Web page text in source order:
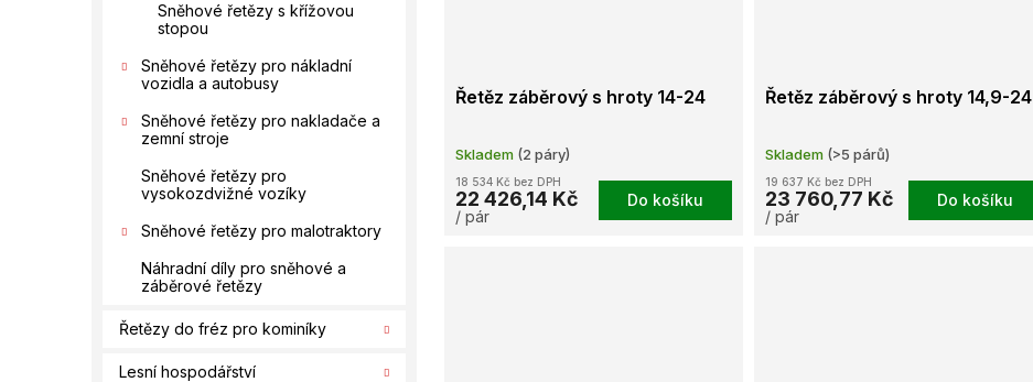
Sněhové řetězy s křížovou
stopou
Sněhové řetězy pro nákladní
vozidla a autobusy
Sněhové řetězy pro nakladače a
zemní stroje
Sněhové řetězy pro
vysokozdvižné vozíky
Sněhové řetězy pro malotraktory
Náhradní díly pro sněhové a
záběrové řetězy
Řetězy do fréz pro kominíky
Lesní hospodářství
Řetěz záběrový s hroty 14-24
Skladem (2 páry)
18 534 Kč bez DPH
22 426,14 Kč
/ pár
Do košíku
Řetěz záběrový s hroty 14,9-24
Skladem (>5 párů)
19 637 Kč bez DPH
23 760,77 Kč
/ pár
Do košíku